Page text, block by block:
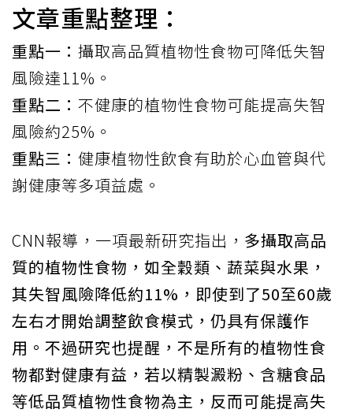
文章重點整理：
重點一： 攝取高品質植物性食物可降低失智
風險達11%。
重點二： 不健康的植物性食物可能提高失智
風險約25%。
重點三： 健康植物性飲食有助於心血管與代
謝健康等多項益處。
CNN報導，一項最新研究指出， 多攝取高品
質的植物性食物，如全穀類、蔬菜與水果，
其失智風險降低約11%，即使到了50至60歲
左右才開始調整飲食模式，仍具有保護作
用。不過研究也提醒，不是所有的植物性食
物都對健康有益，若以精製澱粉、含糖食品
等低品質植物性食物為主，反而可能提高失